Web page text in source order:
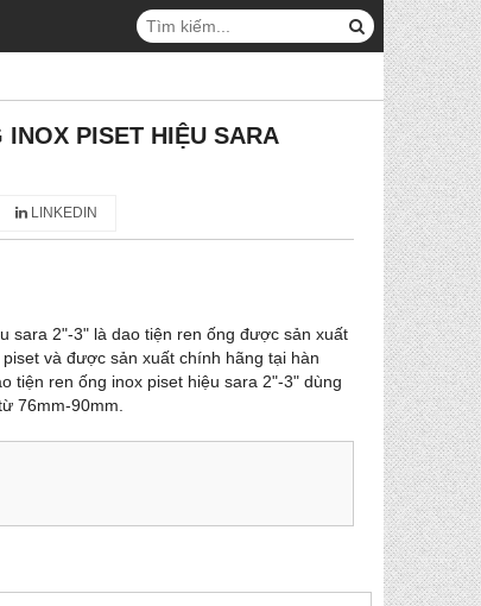
INOX PISET HIỆU SARA
LINKEDIN
sara 2"-3" là dao tiện ren ống được sản xuất
và được sản xuất chính hãng tại hàn
tiện ren ống inox piset hiệu sara 2"-3" dùng
76mm-90mm.